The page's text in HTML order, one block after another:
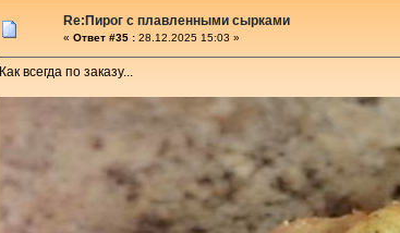
Re:Пирог с плавленными сырками
« Ответ #35 : 28.12.2025 15:03 »
Как всегда по заказу...